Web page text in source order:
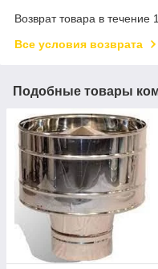
Возврат товара в течение
Все условия возврата
Подобные товары